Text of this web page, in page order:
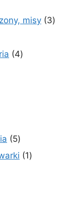
misy 33
44
55
produktów
11